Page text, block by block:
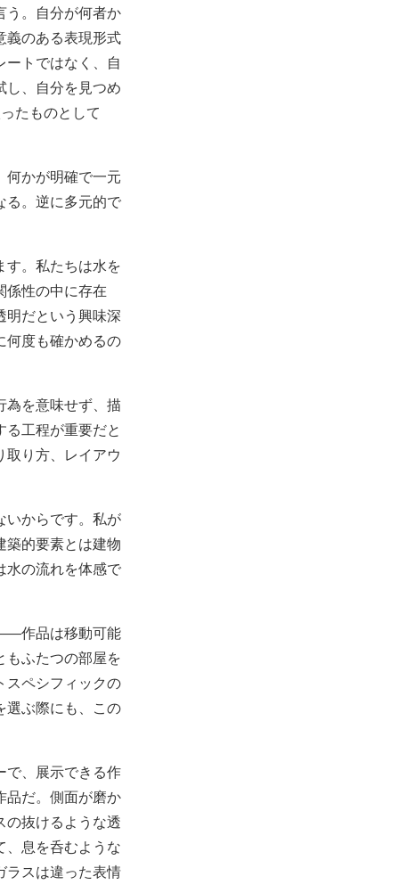
う。自分が何者か
義のある表現形式
ートではなく、自
し、自分を見つめ
たものとして
何かが明確で一元
る。逆に多元的で
す。私たちは水を
係性の中に存在
明だという興味深
何度も確かめるの
為を意味せず、描
る工程が重要だと
取り方、レイアウ
いからです。私が
築的要素とは建物
水の流れを体感で
作品は移動可能
もふたつの部屋を
スペシフィックの
選ぶ際にも、この
で、展示できる作
品だ。側面が磨か
の抜けるような透
、息を呑むような
ラスは違った表情